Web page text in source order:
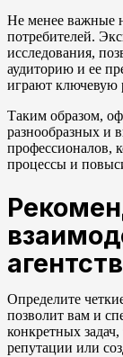
Не менее важные
потребителей.
исследования,
аудиторию и ее
играют ключевую
Таким образом,
разнообразных и
профессионалов,
процессы и
Определите
позволит вам и
конкретных
репутации или